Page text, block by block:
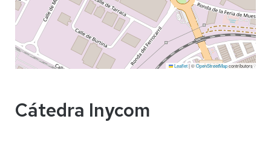
Leaflet|©OpenStreetMapcontributors
Cátedra Inycom